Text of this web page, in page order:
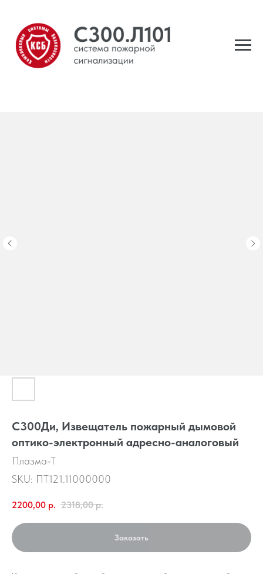
С300Ди, Извещатель пожарный дымовой
оптико-электронный адресно-аналоговый
Плазма-Т
SKU: ПТ121.11000000
2200,00 р. 2318,00 р.
Заказать